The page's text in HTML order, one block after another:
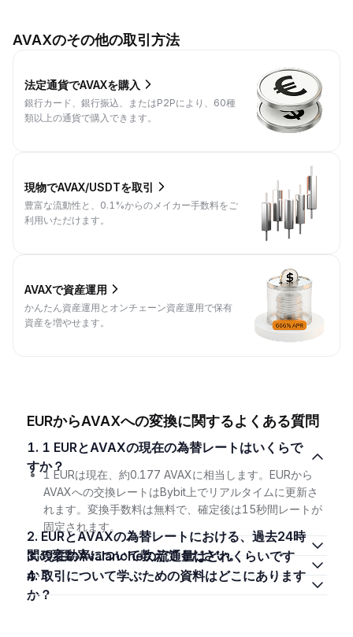
AVAXのその他の取引方法
法定通貨でAVAXを購入
銀行カード、銀行振込、またはP2Pにより、60種
類以上の通貨で購入できます。
現物でAVAX/USDTを取引
豊富な流動性と、0.1%からのメイカー手数料をご
利用いただけます。
AVAXで資産運用
かんたん資産運用とオンチェーン資産運用で保有
資産を増やせます。
EURからAVAXへの変換に関するよくある質問
1. 1 EURとAVAXの現在の為替レートはいくらで
すか？
1 EURは現在、約0.177 AVAXに相当します。EURから
AVAXへの交換レートはBybit上でリアルタイムに更新さ
れます。変換手数料は無料で、確定後は15秒間レートが
固定されます。
2. EURとAVAXの為替レートにおける、過去24時
間の変動率について教えてください。
3. 現在のAvalancheの流通量はどれくらいです
か？
4. 取引について学ぶための資料はどこにあります
か？